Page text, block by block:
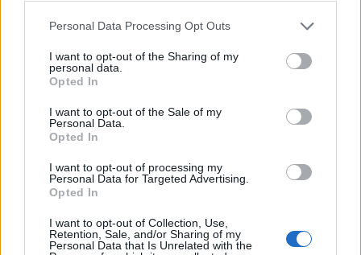
Personal Data Processing Opt Outs
I want to opt-out of the Sharing of my
personal data.
Opted In
I want to opt-out of the Sale of my
Personal Data.
Opted In
I want to opt-out of processing my
Personal Data for Targeted Advertising.
Opted In
I want to opt-out of Collection, Use,
Retention, Sale, and/or Sharing of my
Personal Data that Is Unrelated with the
δρομολόγια της επέκτασης του
07/08/26|13:10
η αντικατάσταση σιδηροτροχιών
στις Γραμμές 2 και 3 - Το έργο
07/08/26|12:13